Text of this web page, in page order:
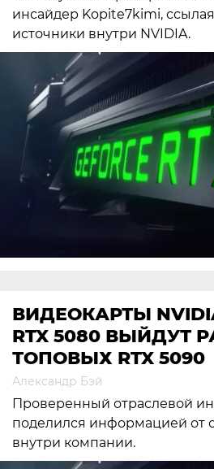
инсайдер Kopite7kimi,
источники внутри NVIDIA.
ВИДЕОКАРТЫ
RTX 5080 ВЫЙДУТ
ТОПОВЫХ RTX 5090
Александр Бэй
Проверенный отраслевой
поделился информацией от
внутри компании.